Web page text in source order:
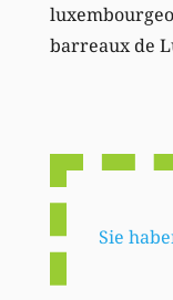
barreaux de
Sie